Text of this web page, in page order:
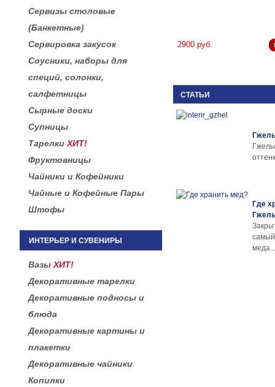
Сервизы столовые
(Банкетные)
Сервировка закусок
Соусники, наборы для
специй, солонки,
салфетницы
Сырные доски
Супницы
Тарелки ХИТ!
Фруктовницы
Чайники и Кофейники
Чайные и Кофейные Пары
Штофы
ИНТЕРЬЕР И СУВЕНИРЫ
Вазы ХИТ!
Декоративные тарелки
Декоративные подносы и
блюда
Декоративные картины и
плакетки
Декоративные чайники
Копилки
2900 руб.
СТАТЬИ
Где
Гжель
меда...